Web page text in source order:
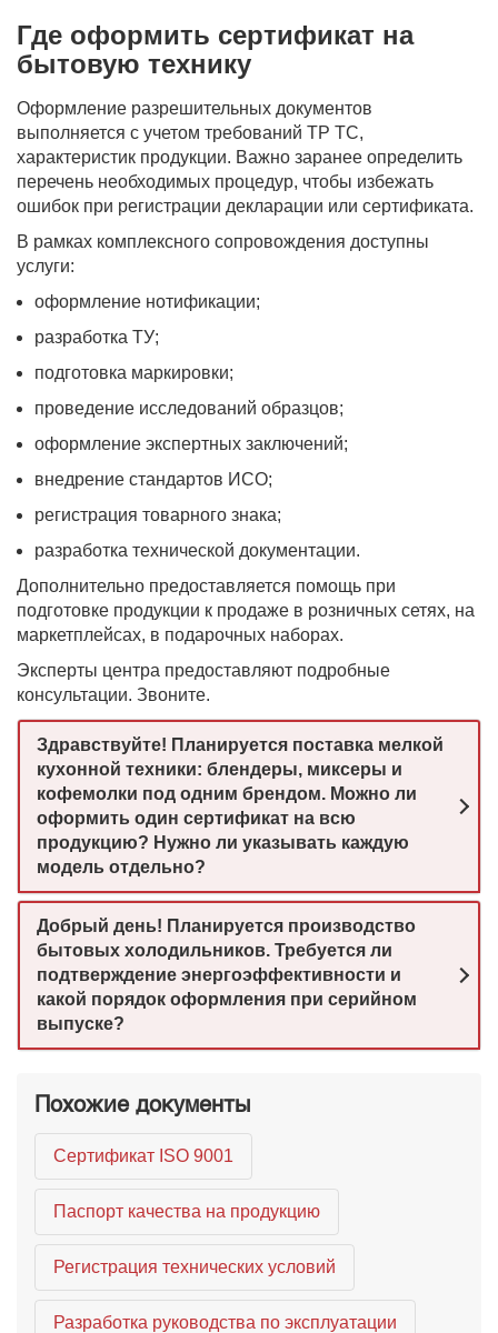
Где оформить сертификат на
бытовую технику
Оформление разрешительных документов
выполняется с учетом требований ТР ТС,
характеристик продукции. Важно заранее определить
перечень необходимых процедур, чтобы избежать
ошибок при регистрации декларации или сертификата.
В рамках комплексного сопровождения доступны
услуги:
оформление нотификации;
разработка ТУ;
подготовка маркировки;
проведение исследований образцов;
оформление экспертных заключений;
внедрение стандартов ИСО;
регистрация товарного знака;
разработка технической документации.
Дополнительно предоставляется помощь при
подготовке продукции к продаже в розничных сетях, на
маркетплейсах, в подарочных наборах.
Эксперты центра предоставляют подробные
консультации. Звоните.
Здравствуйте! Планируется поставка мелкой
кухонной техники: блендеры, миксеры и
кофемолки под одним брендом. Можно ли
оформить один сертификат на всю
продукцию? Нужно ли указывать каждую
модель отдельно?
Добрый день! Планируется производство
бытовых холодильников. Требуется ли
подтверждение энергоэффективности и
какой порядок оформления при серийном
выпуске?
Похожие документы
Сертификат ISO 9001
Паспорт качества на продукцию
Регистрация технических условий
Разработка руководства по эксплуатации